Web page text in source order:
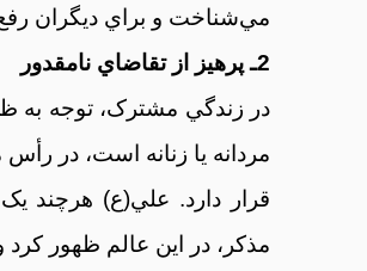
مي‌شناخت و براي ديگران
2ـ پرهيز از تقاضاي نامقدور
در زندگي مشترک، توجه به
مردانه يا زنانه است، در
قرار دارد. علي(ع) هرچند
مذکر، در اين عالم ظهور